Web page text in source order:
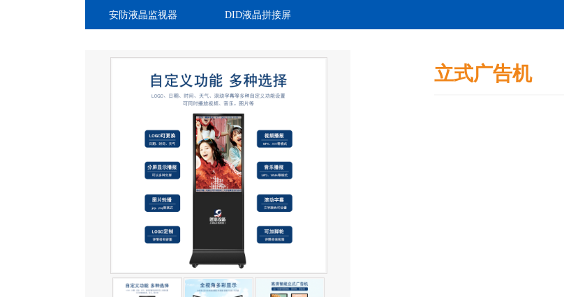
安防液晶监视器 DID液晶拼接屏
立式广告机